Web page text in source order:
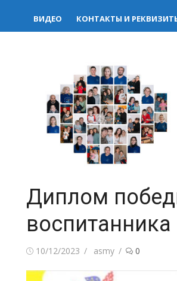
ВИДЕО КОНТАКТЫ И
Диплом
воспитанника
Posted
10/12/2023 Author
asmy 0